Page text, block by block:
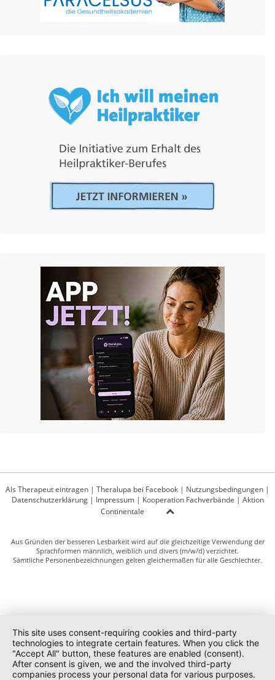
Als Therapeut eintragen | Theralupa bei Facebook | Nutzungsbedingungen |
Datenschutzerklärung| Impressum| Kooperation Fachverbände | Aktion
Continentale
Aus Gründen der besseren Lesbarkeit wird auf die gleichzeitige Verwendung der
Sprachformen männlich, weiblich und divers (m/w/d) verzichtet.
Sämtliche Personenbezeichnungen gelten gleichermaßen für alle Geschlechter.
This site uses consent-requiring cookies and third-party
technologies to integrate certain features. When you click the
"Accept All" button, these features are enabled (consent).
After consent is given, we and the involved third-party
companies process your personal data for various purposes.